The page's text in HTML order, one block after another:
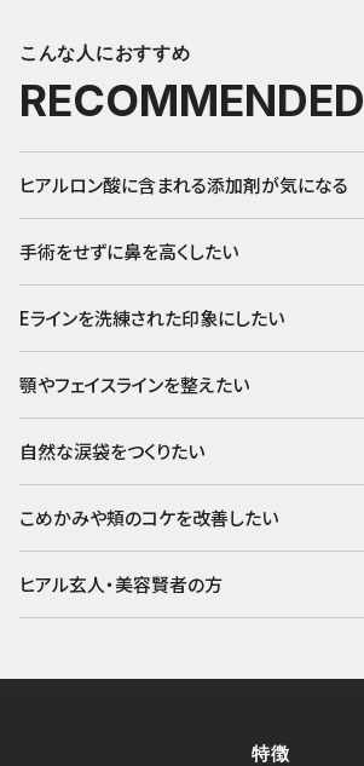
こんな人におすすめ
RECOMMENDED
ヒアルロン酸に含まれる添加剤が気になる
手術をせずに鼻を高くしたい
Eラインを洗練された印象にしたい
顎やフェイスラインを整えたい
自然な涙袋をつくりたい
こめかみや頬のコケを改善したい
ヒアル玄人・美容賢者の方
特徴